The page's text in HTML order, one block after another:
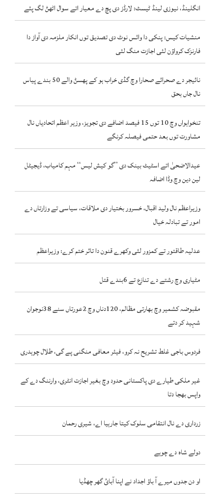
انگلینڈ، نیوزی لینڈ ٹیسٹ: لارڈز دی پچ دے معیار اتے سوال اٹھݨ لگ پئے
منشیات کیس: پنکی دا وائس نوٹ دی تصدیق توں انکار ملزمہ دی آواز دا
فارنزک کرواؤن لئی اجازت منگ لئی
نائیجر دے صحرائے صحارا وچ گڈی خراب ہو کے پھسݨ والے 50 بندے پیاس
نال جاں بحق
تنخواہواں وچ 10 توں 15 فیصد اضافے دی تجویز، وزیر اعظم اتحادیاں نال
مشاورت توں بعد حتمی فیصلہ کرنگے
عیدالاضحیٰ اتے اسٹیٹ بینک دی ’’گو کیش لیس‘‘ مہم کامیاب، ڈیجیٹل
لین دین وچ وڈا اضافہ
وزیراعظم نال ولید اقبال، خسرور بختیار دی ملاقات، سیاسی تے وزارتاں دے
امور تے تبادلہ خیال
عدلیہ طاقتور تے کمزور لئی وکھرے قنون دا تاثر ختم کرے: وزیراعظم
مٹیاری وچ رشتے دے تنازع تے 6بندے قتل
مقبوضہ کشمیر وچ بھارتی مظالم، 120دناں وچ 2عورتاں سنے 38نوجوان
شہید کر دتے
فردوس باجی غلط تشریح نہ کرو، فیئر معافی منگنی پے گی، طلال چوہدری
غیر ملکی طیارے دی پاکستانی حدود وچ بغیر اجازت انٹری، وارننگ دے کے
واپس بھجا دتا
زرداری دے نال انتقامی سلوک کیتا جارہیا اے، شیری رحمان
دولے شاہ دے چوہے
او دن جدوں میرے آ باؤ اجداد نے اپنا آبائ گھر چھڈیا